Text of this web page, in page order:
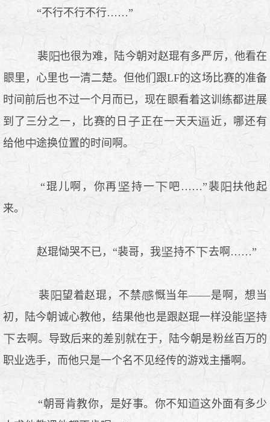
“不行不行不行……”
裴
也很为难，陆今朝对赵琨有多严厉，他看在
里，心里也一清二楚。但他们跟LF的这场比赛的准备
时间前后也不过一个月而已，现在
看着这训练都
展
到了三分之一，比赛的日
正在一天天
近，哪还有
给他
途换位置的时间啊。
“琨儿啊，你再 持一 吧……”裴
扶他起
来。
赵琨恸哭不已，“裴哥，我 持不 去啊……”
裴 望着赵琨，不禁
慨当年——是啊，想当
初，陆今朝诚心教他，结果他也是跟赵琨一样没能
持
去啊。导致后来的差别就在于，陆今朝是粉丝百万的
职业选手，而他只是一个名不见经传的游戏主播啊。
“朝哥肯教你，是好事。你不知
这外面有多少